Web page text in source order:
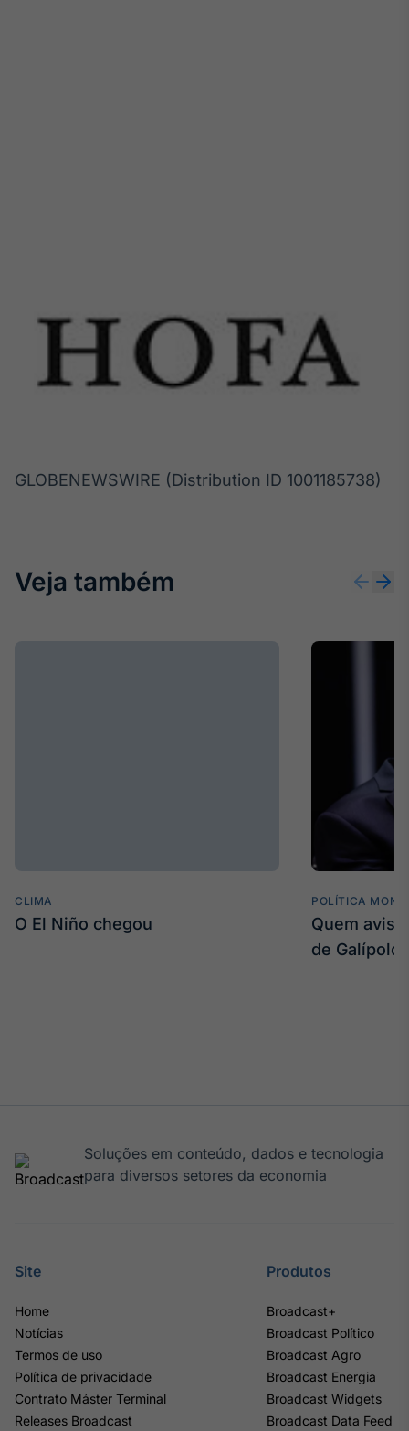
GLOBENEWSWIRE (Distribution ID 1001185738)
Veja também
CLIMA
O El Niño chegou
POLÍTICA
Quem
de Galípolo
Soluções em conteúdo, dados e tecnologia
para diversos setores da economia
Site
Home
Notícias
Termos de uso
Política de privacidade
Contrato Máster Terminal
Releases Broadcast
Produtos
Broadcast+
Broadcast Político
Broadcast Agro
Broadcast Energia
Broadcast Widgets
Broadcast Data Feed